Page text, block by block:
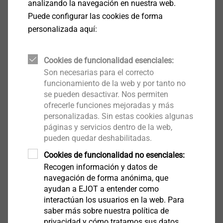
Ingeniería de anclajes químicos EJOT
El software gratuito de ingeniería de anclaje
anclajes metálicos y químicos.
Más información
Póngase en contacto con
nosotros
Rellene el siguiente formulario para concertar una
visita en obra o para saber más acerca de nuestros
programas de software
Tratamiento
analizando la navegación en nuestra web.
Puede configurar las cookies de forma
personalizada aquí:
Cookies de funcionalidad esenciales:
Son necesarias para el correcto
funcionamiento de la web y por tanto no
se pueden desactivar. Nos permiten
ofrecerle funciones mejoradas y más
personalizadas. Sin estas cookies algunas
páginas y servicios dentro de la web,
pueden quedar deshabilitadas.
Cookies de funcionalidad no esenciales:
Recogen información y datos de
navegación de forma anónima, que
ayudan a EJOT a entender como
interactúan los usuarios en la web. Para
saber más sobre nuestra política de